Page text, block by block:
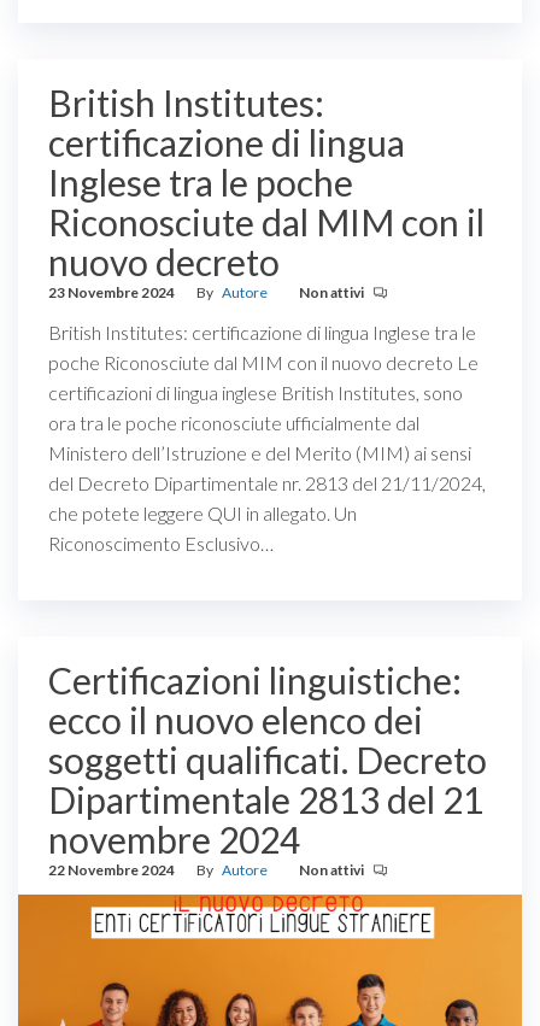
British Institutes:
certificazione di lingua
Inglese tra le poche
Riconosciute dal MIM con il
nuovo decreto
23 Novembre 2024 By Autore Non attivi
British Institutes: certificazione di lingua Inglese tra le
poche Riconosciute dal MIM con il nuovo decreto Le
certificazioni di lingua inglese British Institutes, sono
ora tra le poche riconosciute ufficialmente dal
Ministero dell’Istruzione e del Merito (MIM) ai sensi
del Decreto Dipartimentale nr. 2813 del 21/11/2024,
che potete leggere QUI in allegato. Un
Riconoscimento Esclusivo…
Certificazioni linguistiche:
ecco il nuovo elenco dei
soggetti qualificati. Decreto
Dipartimentale 2813 del 21
novembre 2024
22 Novembre 2024 By Autore Non attivi